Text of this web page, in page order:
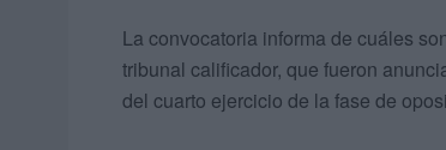
La convocatoria informa de cuáles
tribunal calificador, que fueron
del cuarto ejercicio de la fase de